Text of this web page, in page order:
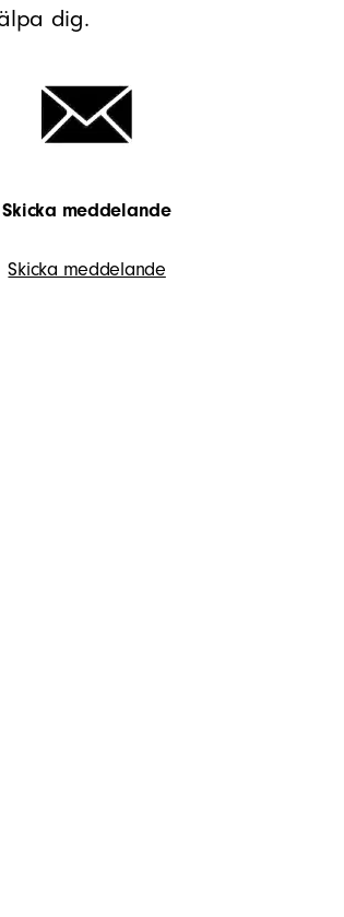
dig.
Skicka meddelande
Skicka meddelande